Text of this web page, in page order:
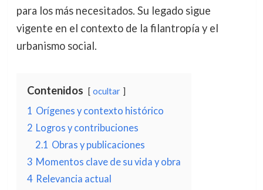
para los más necesitados. Su legado sigue
vigente en el contexto de la filantropía y el
urbanismo social.
Contenidos ocultar
1 Orígenes y contexto histórico
2 Logros y contribuciones
2.1 Obras y publicaciones
3 Momentos clave de su vida y obra
4 Relevancia actual